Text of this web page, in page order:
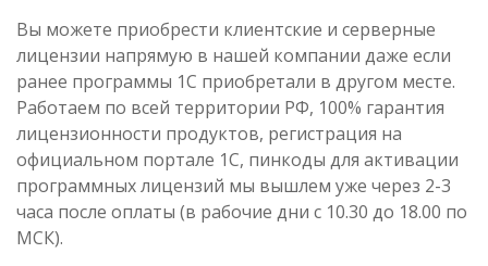
Вы можете приобрести клиентские и серверные
лицензии напрямую в нашей компании даже если
ранее программы 1С приобретали в другом месте.
Работаем по всей территории РФ, 100% гарантия
лицензионности продуктов, регистрация на
официальном портале 1С, пинкоды для активации
программных лицензий мы вышлем уже через 2-3
часа после оплаты (в рабочие дни с 10.30 до 18.00 по
МСК).